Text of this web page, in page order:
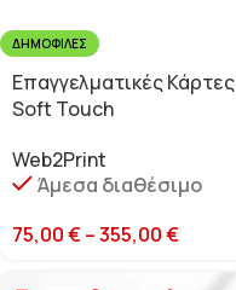
ΔΗΜΟΦΙΛΈΣ
Επαγγελματικές Κάρτες
Soft Touch
Web2Print
Άμεσα διαθέσιμο
75,00€ –355,00€